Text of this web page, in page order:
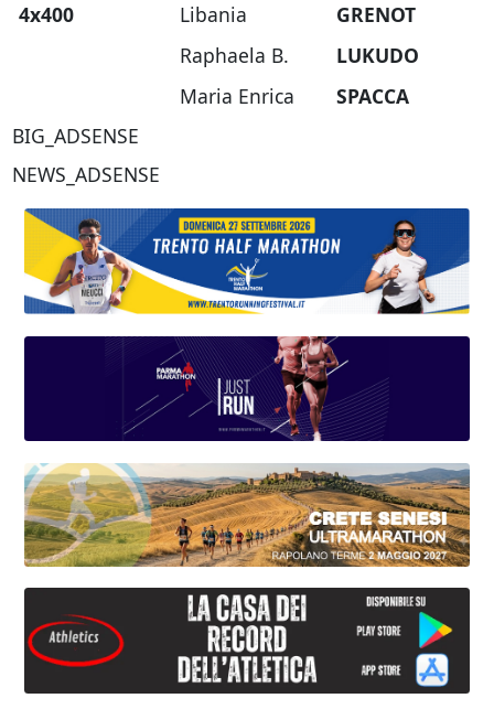
4x400
Libania
GRENOT
Raphaela B.
LUKUDO
Maria Enrica
SPACCA
BIG_ADSENSE
NEWS_ADSENSE